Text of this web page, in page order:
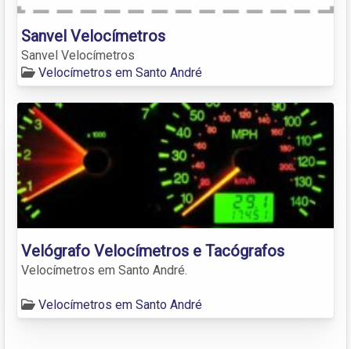
Sanvel Velocímetros
Sanvel Velocímetros
Velocímetros em Santo André
Velógrafo Velocímetros e Tacógrafos
Velocímetros em Santo André.
Velocímetros em Santo André